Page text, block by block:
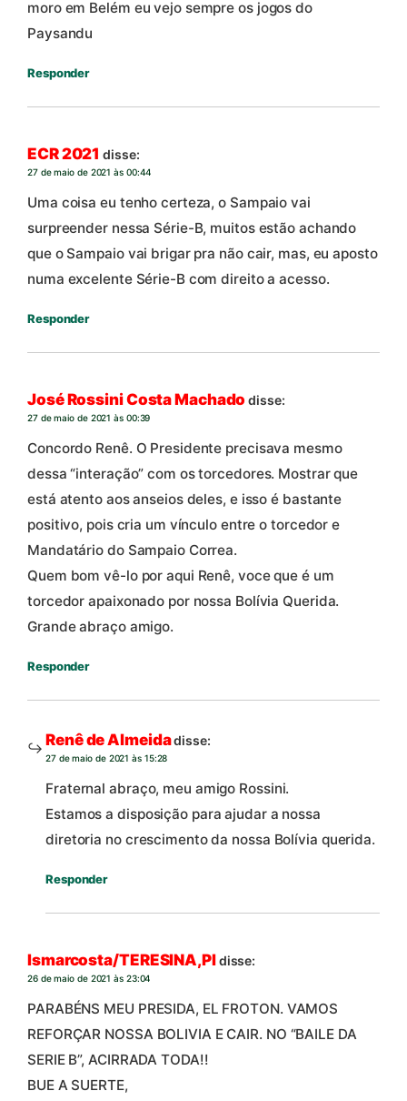
moro em Belém eu vejo sempre os jogos do
Paysandu
Responder
ECR 2021 disse:
27 de maio de 2021 às 00:44
Uma coisa eu tenho certeza, o Sampaio vai
surpreender nessa Série-B, muitos estão achando
que o Sampaio vai brigar pra não cair, mas, eu aposto
numa excelente Série-B com direito a acesso.
Responder
José Rossini Costa Machado disse:
27 de maio de 2021 às 00:39
Concordo Renê. O Presidente precisava mesmo
dessa “interação” com os torcedores. Mostrar que
está atento aos anseios deles, e isso é bastante
positivo, pois cria um vínculo entre o torcedor e
Mandatário do Sampaio Correa.
Quem bom vê-lo por aqui Renê, voce que é um
torcedor apaixonado por nossa Bolívia Querida.
Grande abraço amigo.
Responder
Renê de Almeidadisse:
27 de maio de 2021 às 15:28
Fraternal abraço, meu amigo Rossini.
Estamos a disposição para ajudar a nossa
diretoria no crescimento da nossa Bolívia querida.
Responder
Ismarcosta/TERESINA,PIdisse:
26 de maio de 2021 às 23:04
PARABÉNS MEU PRESIDA, EL FROTON. VAMOS
REFORÇAR NOSSA BOLIVIA E CAIR. NO “BAILE DA
SERIE B”, ACIRRADA TODA!!
BUE A SUERTE,